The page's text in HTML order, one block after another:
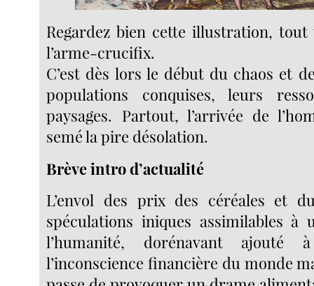
Regardez bien cette illustration,
l’arme-crucifix.
C’est dès lors le début du chaos et
populations conquises, leurs
paysages. Partout, l’arrivée de
semé la pire désolation.
Brève intro d’actualité
L’envol des prix des céréales et
spéculations iniques assimilables
l’humanité, dorénavant
l’inconscience financière du monde